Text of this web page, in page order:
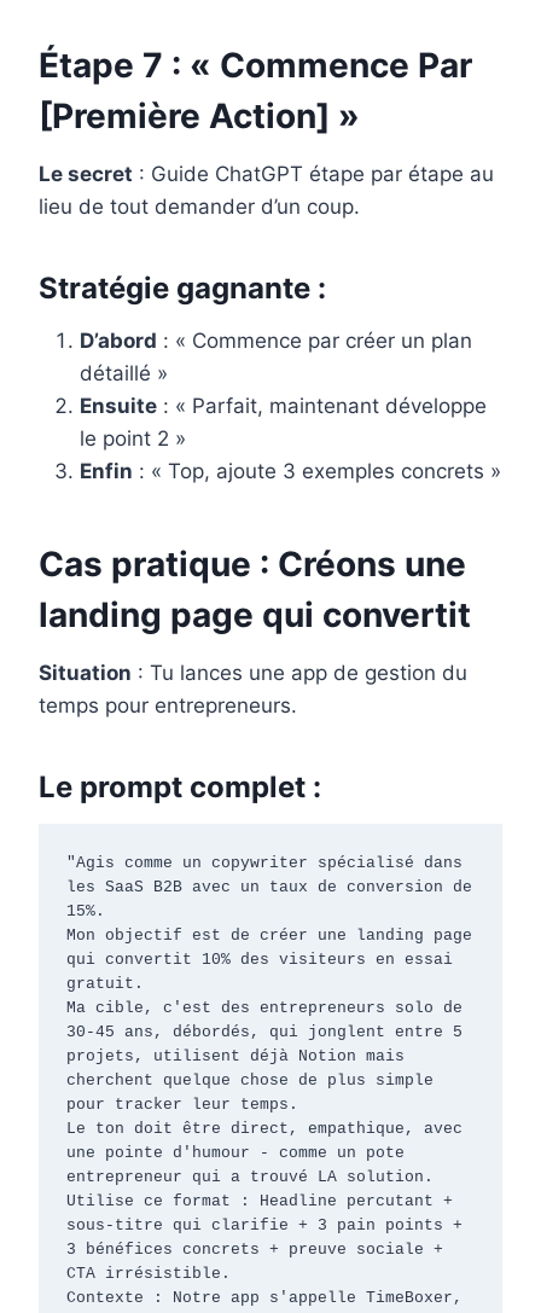
Étape 7 : « Commence Par
[Première Action] »
Le secret : Guide ChatGPT étape par étape au
lieu de tout demander d’un coup.
Stratégie gagnante :
D’abord : « Commence par créer un plan
détaillé »
Ensuite : « Parfait, maintenant développe
le point 2 »
Enfin : « Top, ajoute 3 exemples concrets »
Cas pratique : Créons une
landing page qui convertit
Situation : Tu lances une app de gestion du
temps pour entrepreneurs.
Le prompt complet :
"Agis comme un copywriter spécialisé dans
les SaaS B2B avec un taux de conversion de
15%.
Mon objectif est de créer une landing page
qui convertit 10% des visiteurs en essai
gratuit.
Ma cible, c'est des entrepreneurs solo de
30-45 ans, débordés, qui jonglent entre 5
projets, utilisent déjà Notion mais
cherchent quelque chose de plus simple
pour tracker leur temps.
Le ton doit être direct, empathique, avec
une pointe d'humour - comme un pote
entrepreneur qui a trouvé LA solution.
Utilise ce format : Headline percutant +
sous-titre qui clarifie + 3 pain points +
3 bénéfices concrets + preuve sociale +
CTA irrésistible.
Contexte : Notre app s'appelle TimeBoxer,